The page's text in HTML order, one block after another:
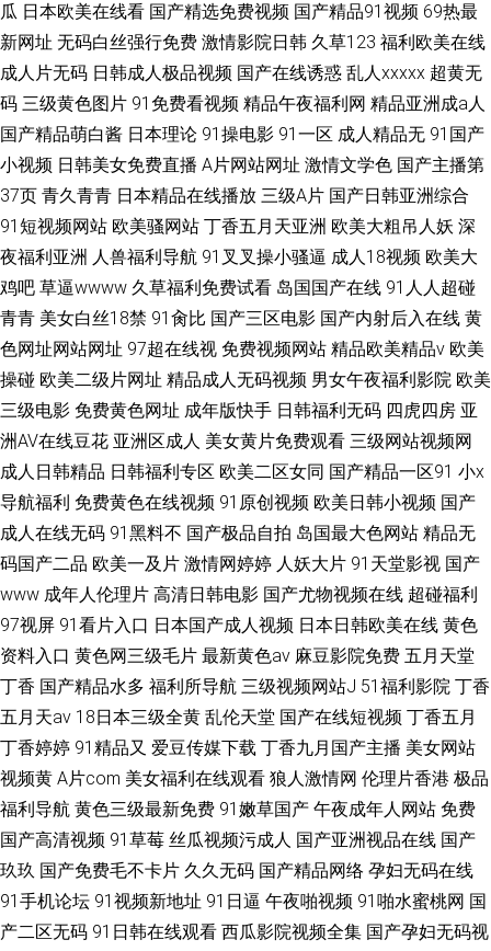
瓜 日本欧美在线看 国产精选免费视频 国产精品91视频 69热最
新网址 无码白丝强行免费 激情影院日韩 久草123 福利欧美在线
成人片无码 日韩成人极品视频 国产在线诱惑 乱人xxxxx 超黄无
码 三级黄色图片 91免费看视频 精品午夜福利网 精品亚洲成a人
国产精品萌白酱 日本理论 91操电影 91一区 成人精品无 91国产
小视频 日韩美女免费直播 A片网站网址 激情文学色 国产主播第
37页 青久青青 日本精品在线播放 三级A片 国产日韩亚洲综合
91短视频网站 欧美骚网站 丁香五月天亚洲 欧美大粗吊人妖 深
夜福利亚洲 人兽福利导航 91叉叉操小骚逼 成人18视频 欧美大
鸡吧 草逼wwww 久草福利免费试看 岛国国产在线 91人人超碰
青青 美女白丝18禁 91肏比 国产三区电影 国产内射后入在线 黄
色网址网站网址 97超在线视 免费视频网站 精品欧美精品v 欧美
操碰 欧美二级片网址 精品成人无码视频 男女午夜福利影院 欧美
三级电影 免费黄色网址 成年版快手 日韩福利无码 四虎四房 亚
洲AV在线豆花 亚洲区成人 美女黄片免费观看 三级网站视频网
成人日韩精品 日韩福利专区 欧美二区女同 国产精品一区91 小x
导航福利 免费黄色在线视频 91原创视频 欧美日韩小视频 国产
成人在线无码 91黑料不 国产极品自拍 岛国最大色网站 精品无
码国产二品 欧美一及片 激情网婷婷 人妖大片 91天堂影视 国产
www 成年人伦理片 高清日韩电影 国产尤物视频在线 超碰福利
97视屏 91看片入口 日本国产成人视频 日本日韩欧美在线 黄色
资料入口 黄色网三级毛片 最新黄色av 麻豆影院免费 五月天堂
丁香 国产精品水多 福利所导航 三级视频网站J 51福利影院 丁香
五月天av 18日本三级全黄 乱伦天堂 国产在线短视频 丁香五月
丁香婷婷 91精品又 爱豆传媒下载 丁香九月国产主播 美女网站
视频黄 A片com 美女福利在线观看 狼人激情网 伦理片香港 极品
福利导航 黄色三级最新免费 91嫩草国产 午夜成年人网站 免费
国产高清视频 91草莓 丝瓜视频污成人 国产亚洲视品在线 国产
玖玖 国产免费毛不卡片 久久无码 国产精品网络 孕妇无码在线
91手机论坛 91视频新地址 91日逼 午夜啪视频 91啪水蜜桃网 国
产二区无码 91日韩在线观看 西瓜影院视频全集 国产孕妇无码视